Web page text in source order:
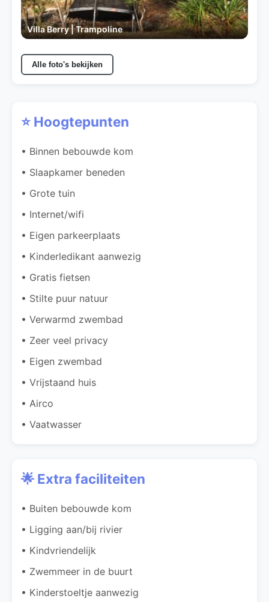
Villa Berry | Trampoline
Alle foto's bekijken
⭐ Hoogtepunten
• Binnen bebouwde kom
• Slaapkamer beneden
• Grote tuin
• Internet/wifi
• Eigen parkeerplaats
• Kinderledikant aanwezig
• Gratis fietsen
• Stilte puur natuur
• Verwarmd zwembad
• Zeer veel privacy
• Eigen zwembad
• Vrijstaand huis
• Airco
• Vaatwasser
🌟 Extra faciliteiten
• Buiten bebouwde kom
• Ligging aan/bij rivier
• Kindvriendelijk
• Zwemmeer in de buurt
• Kinderstoeltje aanwezig